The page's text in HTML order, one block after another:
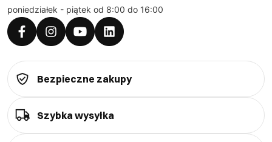
poniedziałek - piątek od 8:00 do 16:00
Bezpieczne zakupy
Szybka wysyłka